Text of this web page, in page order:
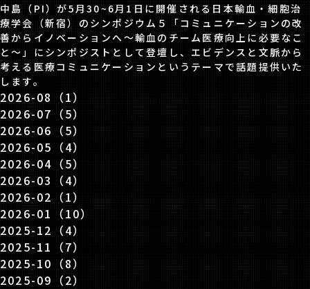
中島（PI）が5月30~6月1日に開催される日本輸血・細胞治
療学会（新宿）のシンポジウム５「コミュニケーションの改
善からイノベーションへ～輸血のチーム医療向上に必要なこ
と～」にシンポジストとして登壇し、エビデンスと文脈から
考える医療コミュニケーションというテーマで話題提供いた
します。
2026-08（1）
2026-07（5）
2026-06（5）
2026-05（4）
2026-04（5）
2026-03（4）
2026-02（1）
2026-01（10）
2025-12（4）
2025-11（7）
2025-10（8）
2025-09（2）